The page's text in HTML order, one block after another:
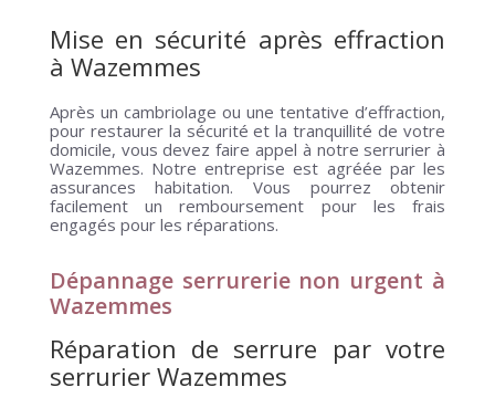
Mise en sécurité après effraction
à Wazemmes
Après un cambriolage ou une tentative d’effraction,
pour restaurer la sécurité et la tranquillité de votre
domicile, vous devez faire appel à notre serrurier à
Wazemmes. Notre entreprise est agréée par les
assurances habitation. Vous pourrez obtenir
facilement un remboursement pour les frais
engagés pour les réparations.
Dépannage serrurerie non urgent à
Wazemmes
Réparation de serrure par votre
serrurier Wazemmes